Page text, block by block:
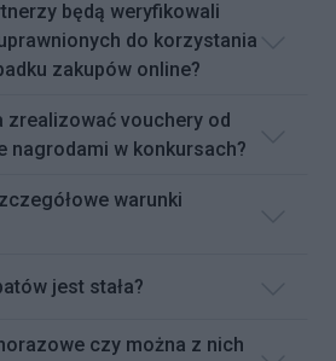
będą weryfikowali
do korzystania
zakupów online?
zrealizować vouchery od
nagrodami w konkursach?
warunki
jest stała?
czy można z nich